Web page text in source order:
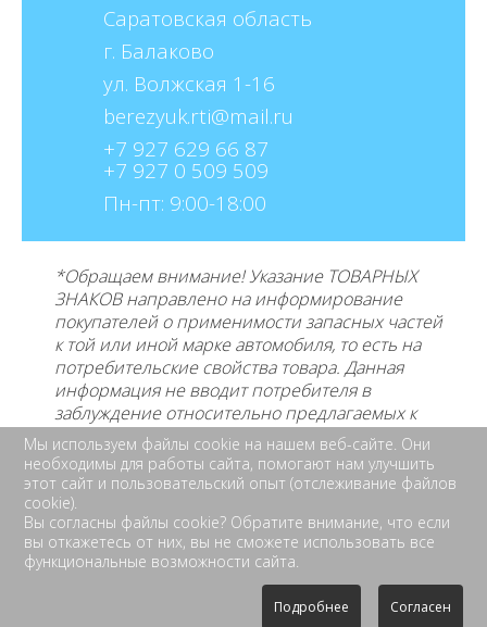
Саратовская область
г. Балаково
ул. Волжская 1-16
berezyuk.rti@mail.ru
+7 927 629 66 87
+7 927 0 509 509
Пн-пт: 9:00-18:00
*Обращаем внимание! Указание ТОВАРНЫХ
ЗНАКОВ направлено на информирование
покупателей о применимости запасных частей
к той или иной марке автомобиля, то есть на
потребительские свойства товара. Данная
информация не вводит потребителя в
заблуждение относительно предлагаемых к
продаже товаров и егопроизводителе, не
нарушает права правообладателей указанных
товарных знаков. Требование предоставлять
покупателю необходимую и достоверную
информацию о товаре, предлагаемом к
продаже, обеспечивающую возможность их
правильного выбора возложено на продавца
Законом «О защите прав потребителей», ст. 495
Мы используем файлы cookie на нашем веб-сайте. Они
необходимы для работы сайта, помогают нам улучшить
этот сайт и пользовательский опыт (отслеживание файлов
cookie).
Вы согласны файлы cookie? Обратите внимание, что если
вы откажетесь от них, вы не сможете использовать все
функциональные возможности сайта.
Подробнее Согласен